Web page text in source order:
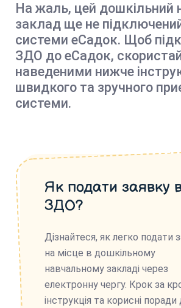
На жаль, цей дошкільний
заклад ще не
системи еСадок. Щоб
ЗДО до еСадок,
наведеними нижче
швидкого та зручного
системи.
Як подати заявку
ЗДО?
Дізнайтеся, як легко подати
на місце в дошкільному
навчальному закладі через
електронну чергу. Крок за
інструкція та корисні поради